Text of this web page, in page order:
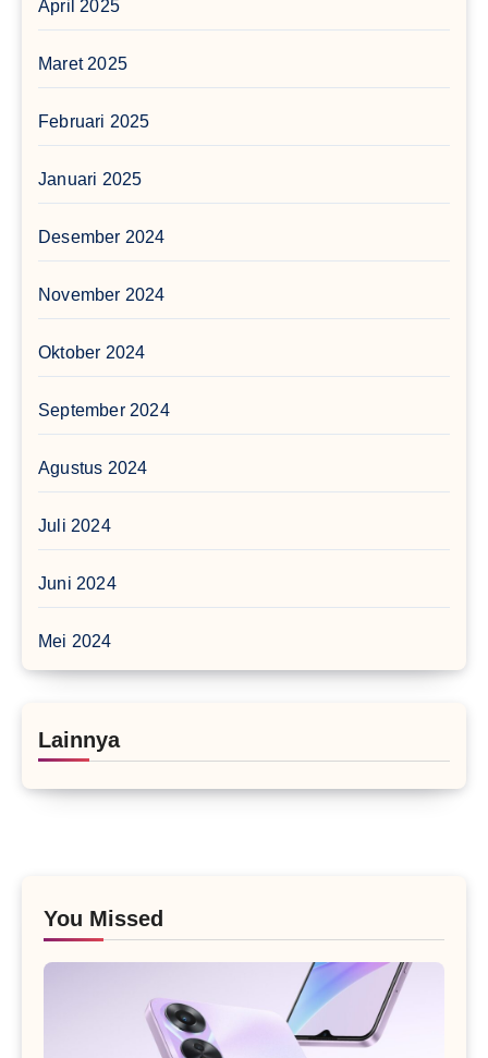
April 2025
Maret 2025
Februari 2025
Januari 2025
Desember 2024
November 2024
Oktober 2024
September 2024
Agustus 2024
Juli 2024
Juni 2024
Mei 2024
Lainnya
You Missed